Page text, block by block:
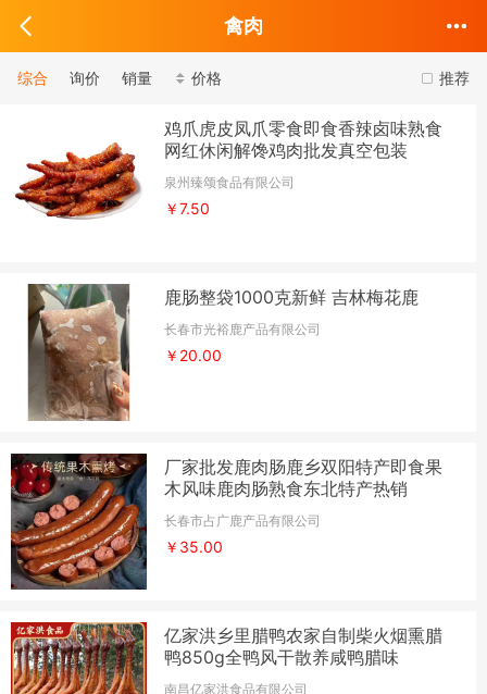
禽肉
推荐
综合 询价 销量 价格
鸡爪虎皮凤爪零食即食香辣卤味熟食
网红休闲解馋鸡肉批发真空包装
泉州臻颂食品有限公司
￥7.50
鹿肠整袋1000克新鲜 吉林梅花鹿
长春市光裕鹿产品有限公司
￥20.00
厂家批发鹿肉肠鹿乡双阳特产即食果
木风味鹿肉肠熟食东北特产热销
长春市占广鹿产品有限公司
￥35.00
亿家洪乡里腊鸭农家自制柴火烟熏腊
鸭850g全鸭风干散养咸鸭腊味
南昌亿家洪食品有限公司